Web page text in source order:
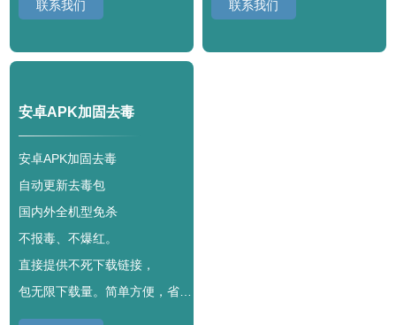
联系我们 联系我们
安卓APK加固去毒
安卓APK加固去毒
自动更新去毒包
国内外全机型免杀
不报毒、不爆红。
直接提供不死下载链接，
包无限下载量。简单方便，省心无忧。